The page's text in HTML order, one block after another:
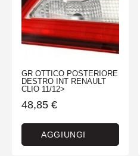
GR OTTICO POSTERIORE
DESTRO INT RENAULT
CLIO 11/12>
48,85 €
AGGIUNGI